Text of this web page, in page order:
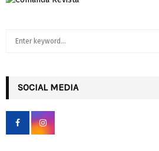
h
f
r
SOCIAL MEDIA